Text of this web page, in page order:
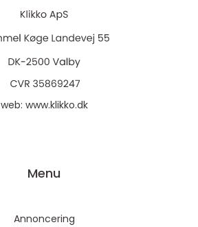
web: www.klikko.dk
Menu
Annoncering